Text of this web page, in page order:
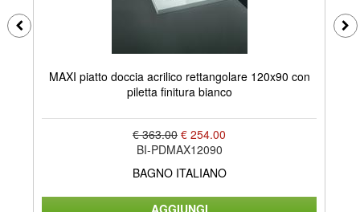
MAXI piatto doccia acrilico rettangolare 120x90 con
piletta finitura bianco
€ 363.00 € 254.00
BI-PDMAX12090
BAGNO ITALIANO